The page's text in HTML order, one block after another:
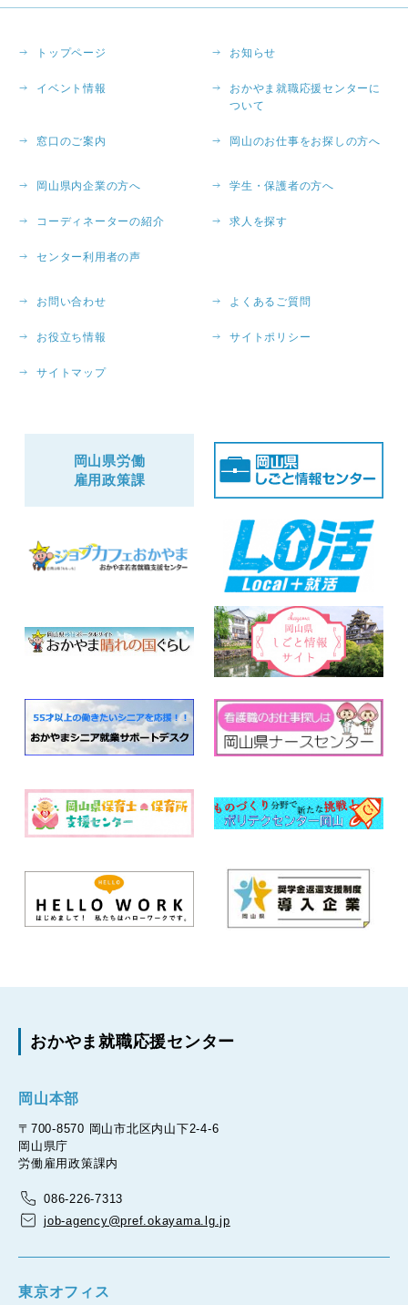
トップページ お知らせ
イベント情報
おかやま就職応援センターに
ついて
窓口のご案内 岡山のお仕事をお探しの方へ
岡山県内企業の方へ 学生・保護者の方へ
コーディネーターの紹介 求人を探す
センター利用者の声
お問い合わせ よくあるご質問
お役立ち情報 サイトポリシー
サイトマップ
岡山県労働
雇用政策課
おかやま就職応援センター
岡山本部
〒700-8570 岡山市北区内山下2-4-6
岡山県庁
労働雇用政策課内
086-226-7313
job-agency@pref.okayama.lg.jp
東京オフィス